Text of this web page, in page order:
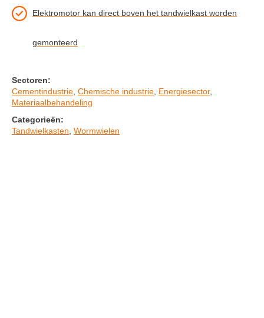
Elektromotor kan direct boven het tandwielkast worden
gemonteerd
Sectoren:
Cementindustrie Chemische industrie Energiesector,
Materiaalbehandeling
Categorieën:
Tandwielkasten Wormwielen